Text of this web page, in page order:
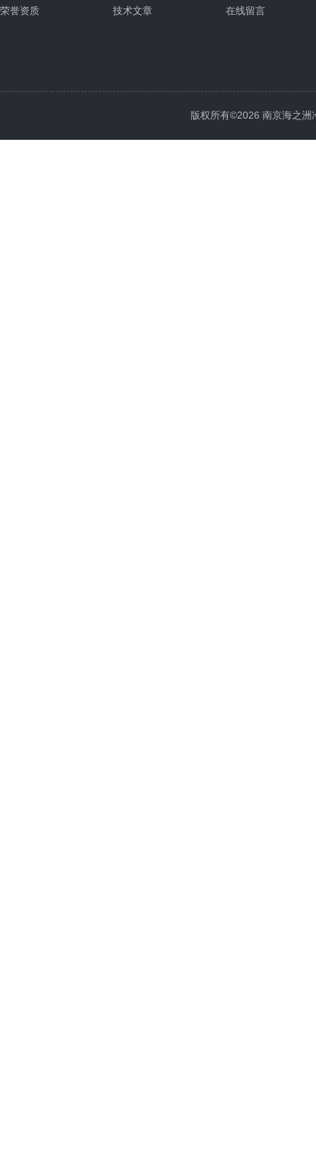
荣誉资质 技术文章 在线留言
版权所有©2026 南京海之